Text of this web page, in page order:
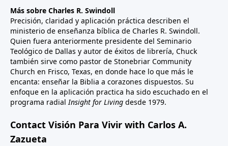
Más sobre Charles R. Swindoll
Precisión, claridad y aplicación práctica describen el
ministerio de enseñanza bíblica de Charles R. Swindoll.
Quien fuera anteriormente presidente del Seminario
Teológico de Dallas y autor de éxitos de librería, Chuck
también sirve como pastor de Stonebriar Community
Church en Frisco, Texas, en donde hace lo que más le
encanta: enseñar la Biblia a corazones dispuestos. Su
enfoque en la aplicación practica ha sido escuchado en el
programa radialInsight for Living desde 1979.
Contact Visión Para Vivir with Carlos A.
Zazueta